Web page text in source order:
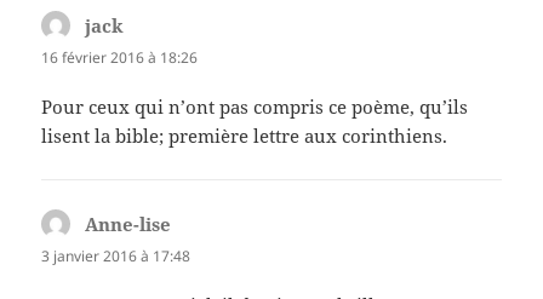
jack
16 février 2016 à 18:26
Pour ceux qui n’ont pas compris ce poème, qu’ils
lisent la bible; première lettre aux corinthiens.
Anne-lise
3 janvier 2016 à 17:48